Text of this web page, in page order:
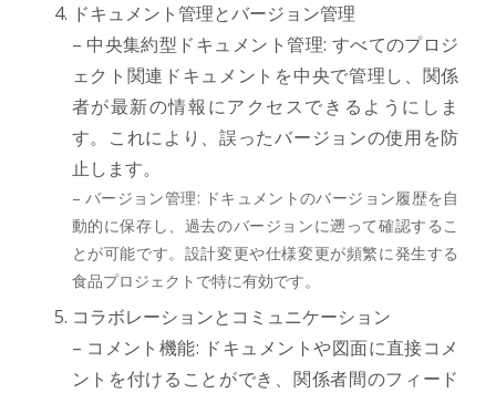
ドキュメント管理とバージョン管理
– 中央集約型ドキュメント管理: すべてのプロジ
ェクト関連ドキュメントを中央で管理し、関係
者が最新の情報にアクセスできるようにしま
す。これにより、誤ったバージョンの使用を防
止します。
– バージョン管理: ドキュメントのバージョン履歴を自
動的に保存し、過去のバージョンに遡って確認するこ
とが可能です。設計変更や仕様変更が頻繁に発生する
食品プロジェクトで特に有効です。
コラボレーションとコミュニケーション
– コメント機能: ドキュメントや図面に直接コメ
ントを付けることができ、関係者間のフィード